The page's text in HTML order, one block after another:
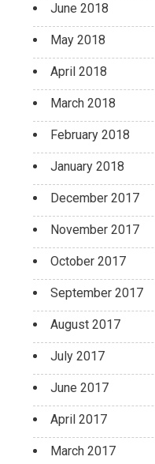
June 2018
May 2018
April 2018
March 2018
February 2018
January 2018
December 2017
November 2017
October 2017
September 2017
August 2017
July 2017
June 2017
April 2017
March 2017